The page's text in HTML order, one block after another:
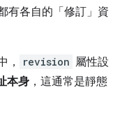
有各自的「修訂」資
， revision 屬性設
本身 ，這通常是靜態